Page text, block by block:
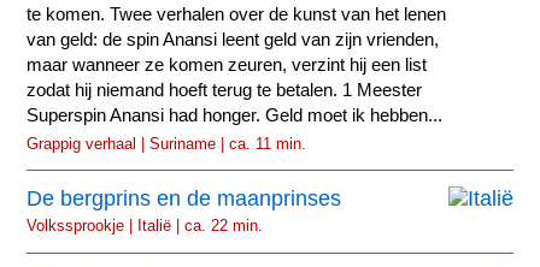
te komen. Twee verhalen over de kunst van het lenen
van geld: de spin Anansi leent geld van zijn vrienden,
maar wanneer ze komen zeuren, verzint hij een list
zodat hij niemand hoeft terug te betalen. 1 Meester
Superspin Anansi had honger. Geld moet ik hebben...
Grappig verhaal | Suriname | ca. 11 min.
De bergprins en de maanprinses
Volkssprookje | Italië | ca. 22 min.